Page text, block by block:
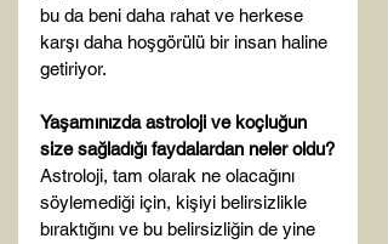
bu da beni daha rahat ve herkese
karşı daha hoşgörülü bir insan haline
getiriyor.
Yaşamınızda astroloji ve koçluğun
size sağladığı faydalardan neler oldu?
Astroloji, tam olarak ne olacağını
söylemediği için, kişiyi belirsizlikle
bıraktığını ve bu belirsizliğin de yine